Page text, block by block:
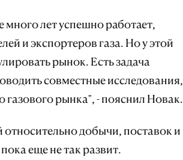
лет успешно работает,
и экспортеров газа. Но у этой
рынок. Есть задача
совместные исследования,
газового рынка", - пояснил Новак.
добычи, поставок и
еще не так развит.